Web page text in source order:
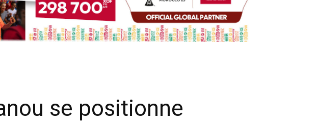
se positionne